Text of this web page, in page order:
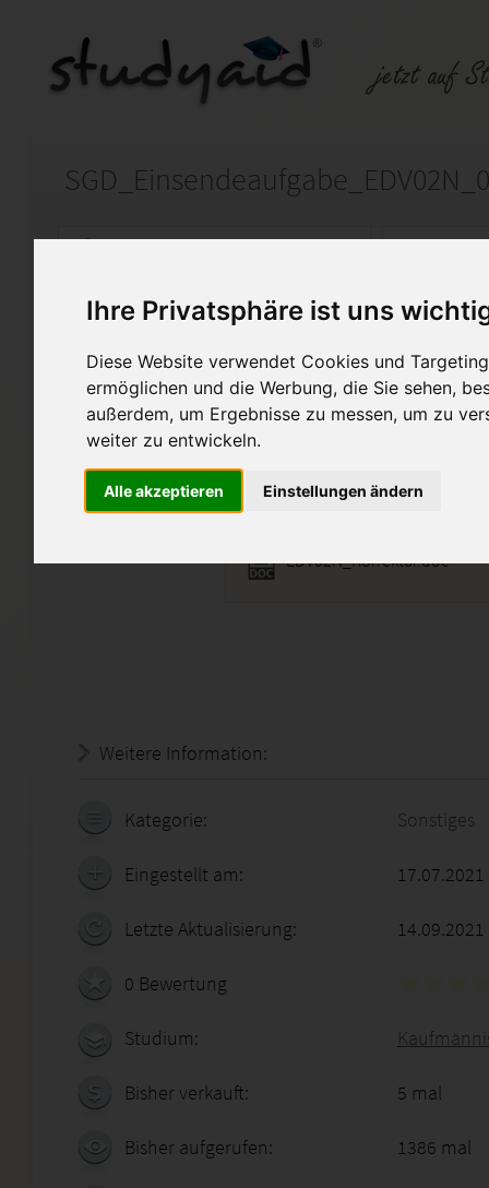
Ihre Privatsphäre ist uns
Diese Website verwendet Cookies und
ermöglichen und die Werbung, die Sie sehen,
außerdem, um Ergebnisse zu messen, um zu
weiter zu entwickeln.
Alle akzeptieren Einstellungen ändern
Auf StudyAid.de verkaufen
Startseite Sonstiges
Buchführung und
Note 1; 98 von 100 Punkten mit
EDV02N_Korrektur.doc
Weitere Information:
Kategorie: Sonstiges
Eingestellt am:
Letzte Aktualisierung: 14.09.2021
0 Bewertung
Studium:
Bisher verkauft: 5 mal
Bisher aufgerufen: 1386 mal